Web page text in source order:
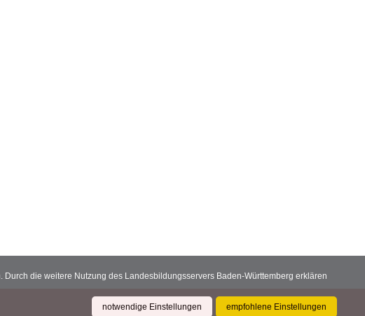
die weitere Nutzung des Landesbildungsservers Baden-Württemberg erklären
notwendige Einstellungen
empfohlene Einstellungen